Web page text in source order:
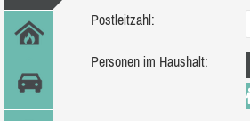
Postleitzahl:
Personen im Haushalt: